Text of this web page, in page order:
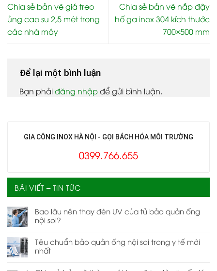
GIA CÔNG INOX HÀ NỘI - GỌI BÁCH HÓA MÔI TRƯỜNG
0399.766.655
BÀI VIẾT – TIN TỨC
Bao lâu nên thay đèn UV của tủ bảo quản ống
nội soi?
Tiêu chuẩn bảo quản ống nội soi trong y tế mới
nhất
Chia sẻ bản vẽ giá treo
ủng cao su 2,5 mét trong
các nhà máy
Chia sẻ bản vẽ nắp đậy
hố ga inox 304 kích thước
700×500 mm
Để lại một bình luận
Bạn phảiđăng nhậpđể gửi bình luận.